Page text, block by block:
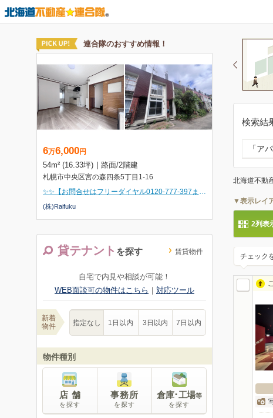
貸テナント を探す 賃貸物件
自宅で内見や相談が可能！
WEB面談可の物件はこちら ｜ 対応ツール
新着
物件
指定なし 1日以内 3日以内 7日以内
物件種別
店 舗
を探す
事務所
を探す
倉庫･工場等
を探す
検索結
「ア
北海道不動
▼表示レイ
2列表
チェック